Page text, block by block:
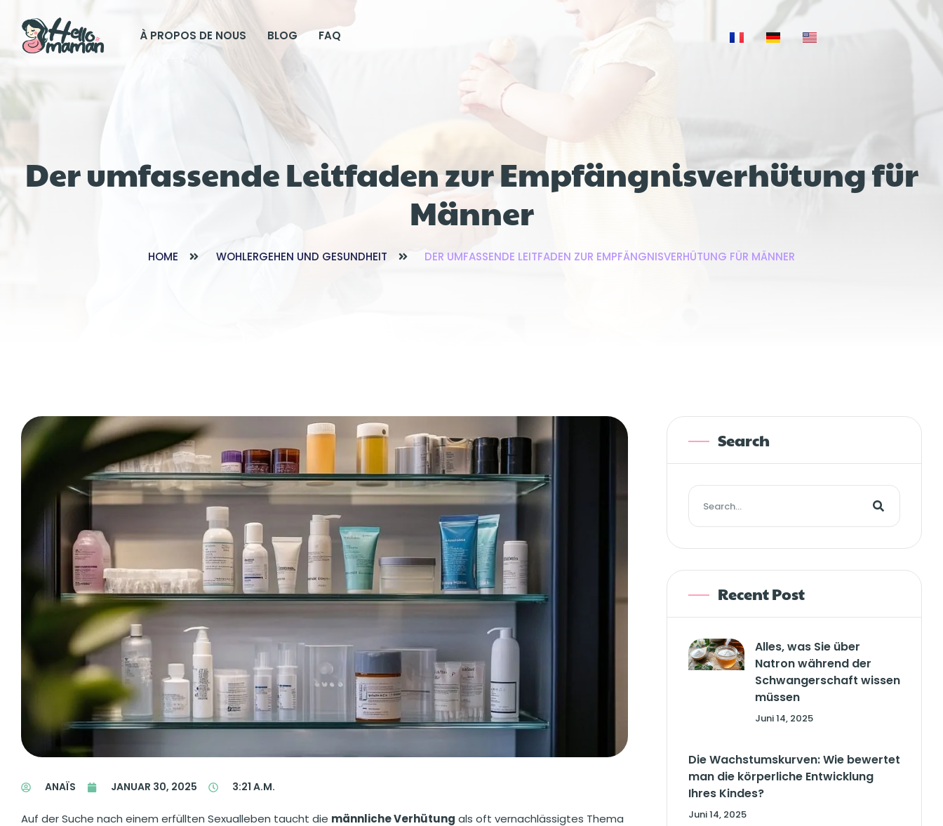
À PROPOS DE NOUS BLOG FAQ
Der umfassende Leitfaden zur Empfängnisverhütung für
Männer
HOME WOHLERGEHEN UND GESUNDHEIT DER UMFASSENDE LEITFADEN ZUR EMPFÄNGNISVERHÜTUNG FÜR MÄNNER
ANAÏS JANUAR 30, 2025 3:21 A.M.
Auf der Suche nach einem erfüllten Sexualleben taucht die männliche Verhütung als oft vernachlässigtes Thema
Search
Recent Post
Alles, was Sie über
Natron während der
Schwangerschaft wissen
müssen
Juni 14, 2025
Die Wachstumskurven: Wie bewertet
man die körperliche Entwicklung
Ihres Kindes?
Juni 14, 2025